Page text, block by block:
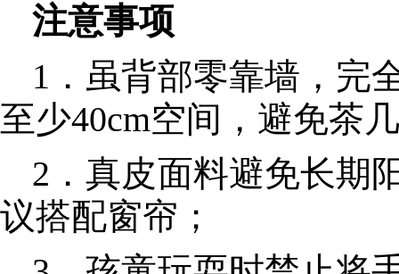
注意事项
1．虽背部零靠墙，完
至少40cm空间，避免茶
2．真皮面料避免长期
议搭配窗帘；